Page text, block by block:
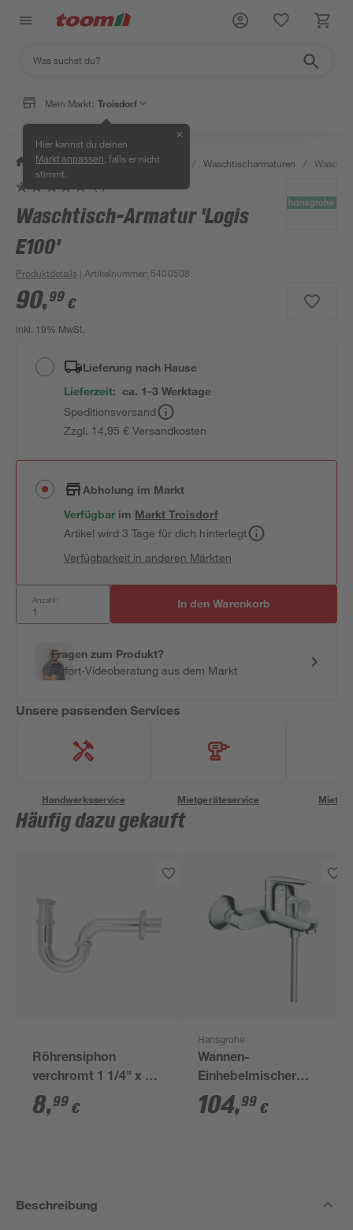
Mein Markt: Troisdorf
Hier kannst du deinen
Markt anpassen , falls er nicht
stimmt.
✕
/ Bad & Sanitär / Badarmaturen / Waschtischarmaturen /
Waschtisch-Armatur 'Logis
E100'
Produktdetails | Artikelnummer: 5400508
90,99 €
inkl. 19% MwSt.
Lieferung nach Hause
Lieferzeit: ca. 1-3 Werktage
Speditionsversand
Zzgl. 14,95 € Versandkosten
Abholung im Markt
Verfügbar im MarktTroisdorf
Artikel wird 3 Tage für dich hinterlegt
Verfügbarkeit in anderen Märkten
Anzahl: In den Warenkorb
Fragen zum Produkt?
Sofort-Videoberatung aus dem Markt
Unsere passenden Services
Handwerksservice Mietgeräteservice
Häufig dazu gekauft
Röhrensiphon
verchromt 1 1/4" x 32
mm
8,99 €
Hansgrohe
Wannen-
Einhebelmischer
'Logis E'
104,99 €
Beschreibung